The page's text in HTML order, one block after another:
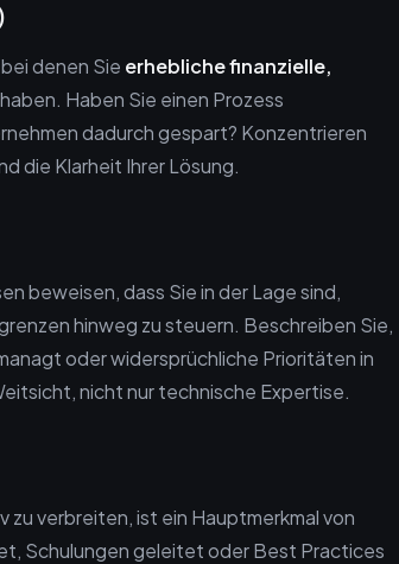
denen Sie erhebliche finanzielle,
Haben Sie einen Prozess
dadurch gespart? Konzentrieren
die Klarheit Ihrer Lösung.
beweisen, dass Sie in der Lage sind,
hinweg zu steuern. Beschreiben Sie,
oder widersprüchliche Prioritäten in
nicht nur technische Expertise.
verbreiten, ist ein Hauptmerkmal von
Schulungen geleitet oder Best Practices